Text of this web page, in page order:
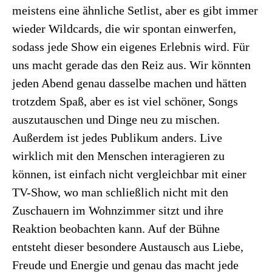
meistens eine ähnliche Setlist, aber es gibt immer
wieder Wildcards, die wir spontan einwerfen,
sodass jede Show ein eigenes Erlebnis wird. Für
uns macht gerade das den Reiz aus. Wir könnten
jeden Abend genau dasselbe machen und hätten
trotzdem Spaß, aber es ist viel schöner, Songs
auszutauschen und Dinge neu zu mischen.
Außerdem ist jedes Publikum anders. Live
wirklich mit den Menschen interagieren zu
können, ist einfach nicht vergleichbar mit einer
TV-Show, wo man schließlich nicht mit den
Zuschauern im Wohnzimmer sitzt und ihre
Reaktion beobachten kann. Auf der Bühne
entsteht dieser besondere Austausch aus Liebe,
Freude und Energie und genau das macht jede